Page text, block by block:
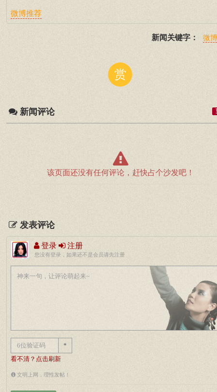
微博推荐
新闻关键字： 微
赏
新闻评论
该页面还没有任何评论，赶快占个沙发吧！
发表评论
登录 注册
您没有登录，如果还不是会员请先注册
*
看不清？点击刷新
文明上网，理性发帖！